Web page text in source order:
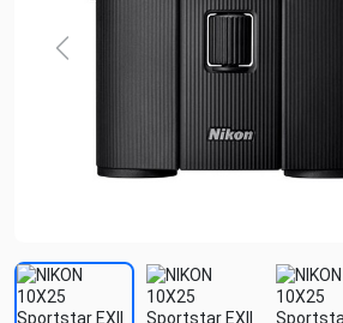
Previous